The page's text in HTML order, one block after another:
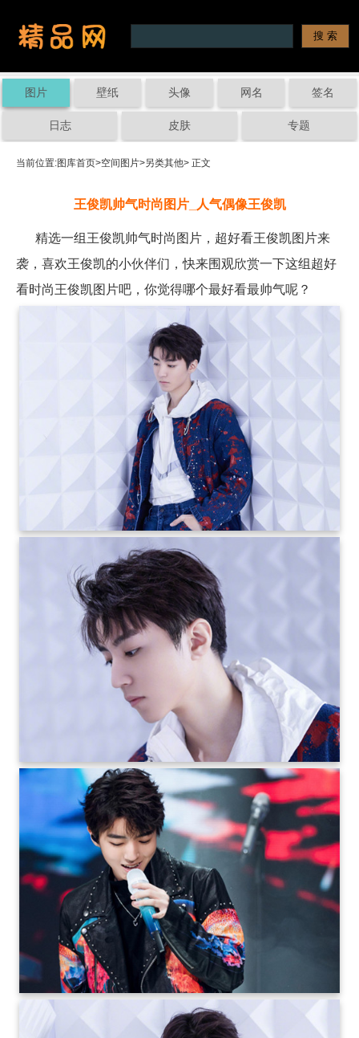
图片 壁纸 头像 网名 签名
日志 皮肤 专题
当前位置:图库首页>空间图片>另类其他> 正文
王俊凯帅气时尚图片_人气偶像王俊凯
精选一组王俊凯帅气时尚图片，超好看王俊凯图片来
袭，喜欢王俊凯的小伙伴们，快来围观欣赏一下这组超好
看时尚王俊凯图片吧，你觉得哪个最好看最帅气呢？